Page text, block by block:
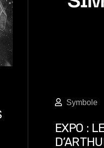
Symbole
EXPO :